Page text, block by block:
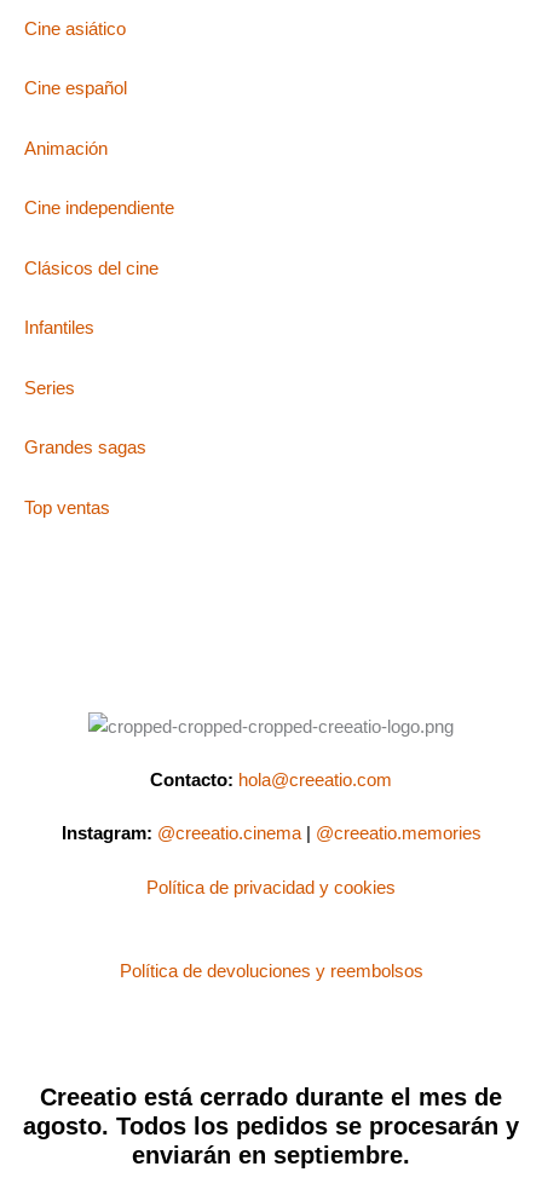
Cine asiático
Cine español
Animación
Cine independiente
Clásicos del cine
Infantiles
Series
Grandes sagas
Top ventas
Contacto: hola@creeatio.com
Instagram: @creeatio.cinema| @creeatio.memories
Política de privacidad y cookies
Política de devoluciones y reembolsos
Creeatio está cerrado durante el mes de
agosto. Todos los pedidos se procesarán y
enviarán en septiembre.